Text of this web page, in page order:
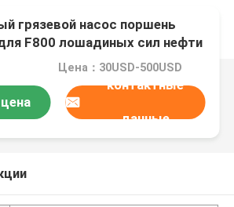
грязевой насос поршень
F800 лошадиных сил нефти
Цена：30USD-500USD
контактные
данные